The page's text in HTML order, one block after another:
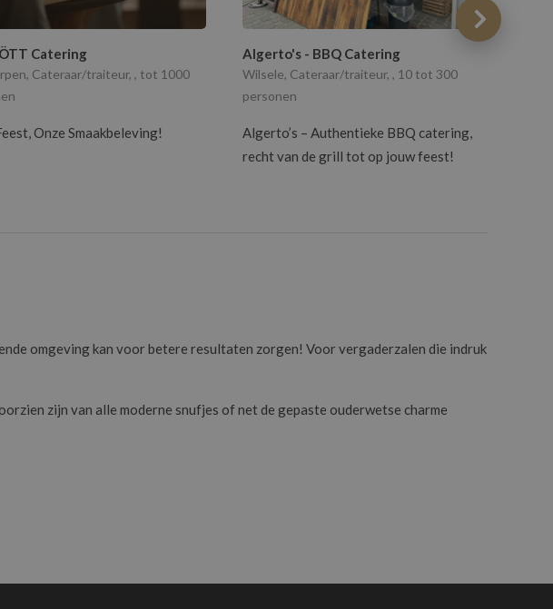
Catering
Cateraar/traiteur, , tot 1000
Onze Smaakbeleving!
Algerto's - BBQ Catering
Wilsele, Cateraar/traiteur, , 10 tot 300
personen
Algerto’s – Authentieke BBQ catering,
recht van de grill tot op jouw feest!
omgeving kan voor betere resultaten zorgen! Voor vergaderzalen die indruk
zijn van alle moderne snufjes of net de gepaste ouderwetse charme